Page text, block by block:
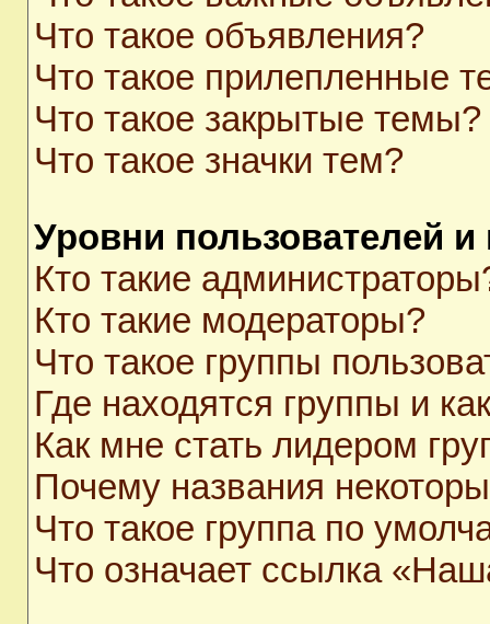
Что такое объявления?
Что такое прилепленные
Что такое закрытые темы?
Что такое значки тем?
Уровни пользователей и
Кто такие
Кто такие модераторы?
Что такое группы
Где находятся группы и
Как мне стать лидером
Почему названия
Что такое группа по
Что означает ссылка